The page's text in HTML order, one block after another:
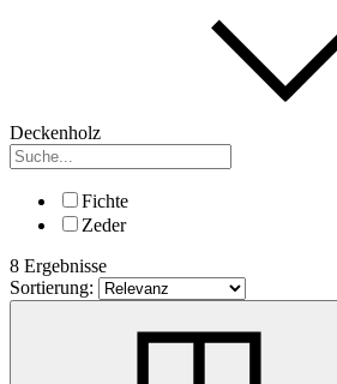
Deckenholz
Fichte
Zeder
8 Ergebnisse
Sortierung: